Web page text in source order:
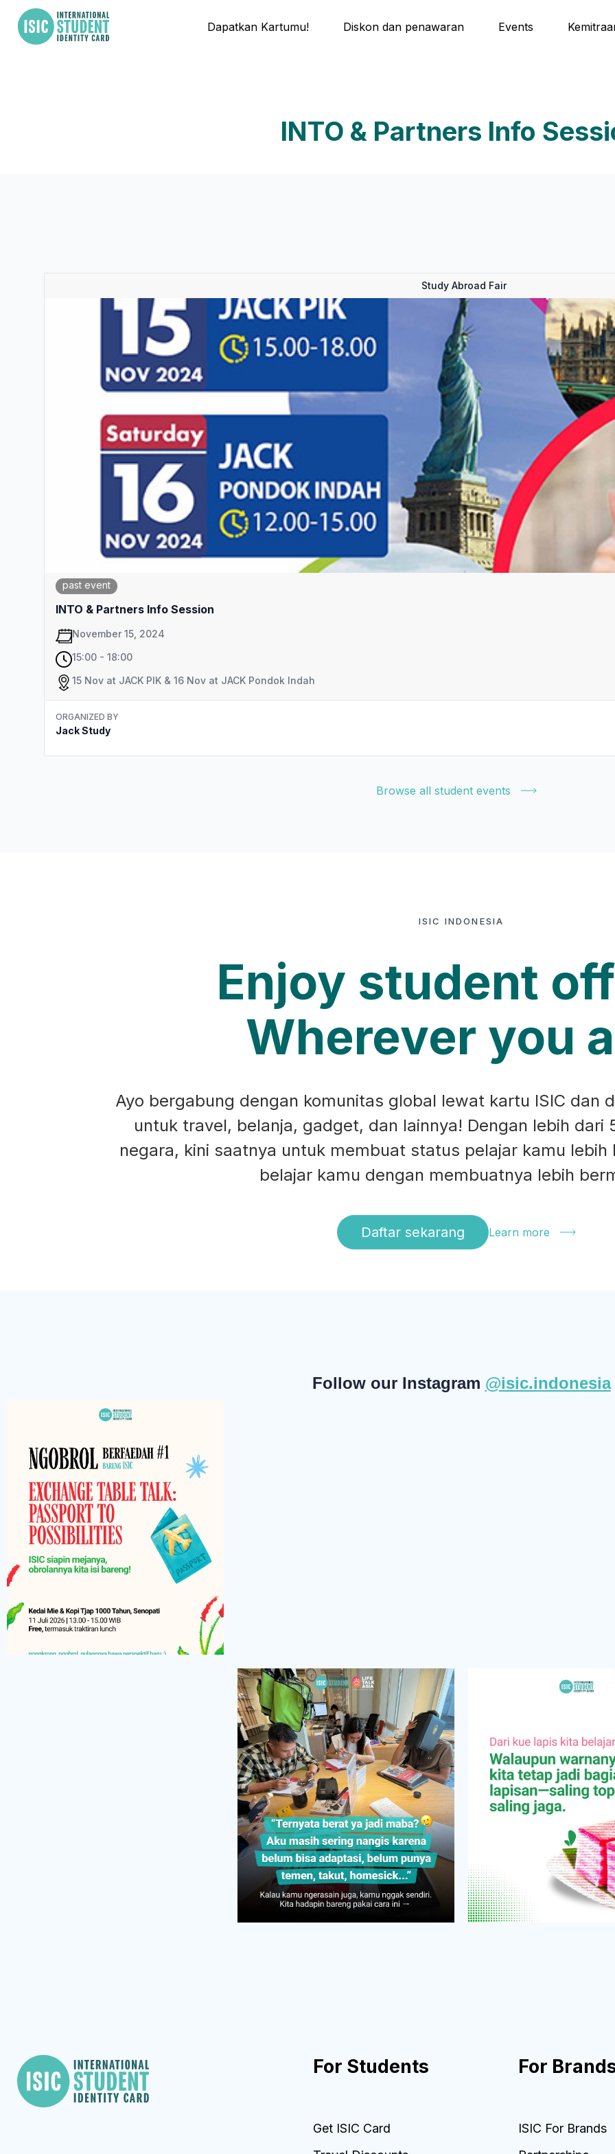
Dapatkan Kartumu! Diskon dan penawaran Events
INTO & Partners Info
Study Abroad Fair
past event
INTO & Partners Info Session
November 15, 2024
15:00 - 18:00
15 Nov at JACK PIK & 16 Nov at JACK Pondok Indah
ORGANIZED BY
Jack Study
Browse all student events
ISIC INDONESIA
Enjoy student
Wherever you
Ayo bergabung dengan komunitas global lewat kartu ISIC dan
untuk travel, belanja, gadget, dan lainnya! Dengan lebih dari
negara, kini saatnya untuk membuat status pelajar kamu lebih
belajar kamu dengan membuatnya lebih
Daftar sekarang Learn more
Follow our Instagram @isic.indonesia
For Students
Get ISIC Card
For
ISIC For Brands